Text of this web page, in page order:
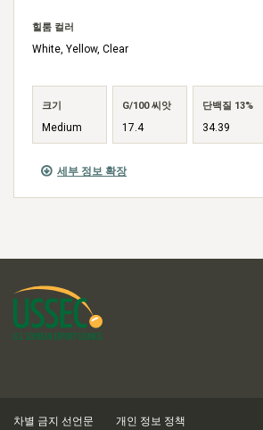
세부 정보 확장
힐룸 컬러
White, Yellow, Clear
크기
Medium
G/100 씨앗
17.4
단백질 13%
34.39
차별 금지 선언문 개인 정보 정책